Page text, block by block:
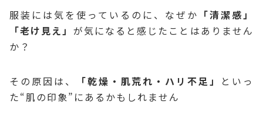
服装には気を使っているのに、なぜか 「清潔感」
「老け見え」 が気になると感じたことはありません
か？
その原因は、 「乾燥・肌荒れ・ハリ不足」
といっ
た“肌の印象”にあるかもしれません